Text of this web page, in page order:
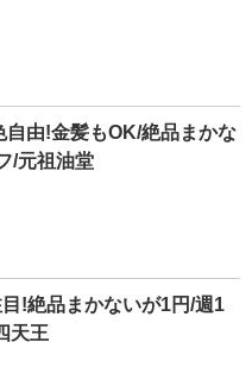
由!金髪もOK/絶品まかな
/元祖油堂
!絶品まかないが1円/週1
天王